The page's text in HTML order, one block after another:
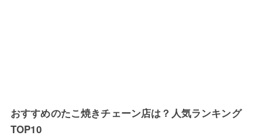
おすすめのたこ焼きチェーン店は？人気ランキング
TOP10